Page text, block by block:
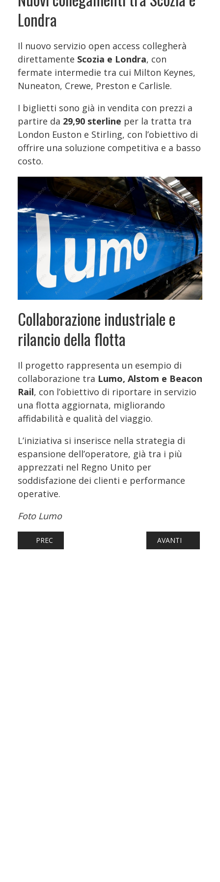
Londra
Il nuovo servizio open access collegherà
direttamente Scozia e Londra, con
fermate intermedie tra cui Milton Keynes,
Nuneaton, Crewe, Preston e Carlisle.
I biglietti sono già in vendita con prezzi a
partire da 29,90 sterline per la tratta tra
London Euston e Stirling, con l’obiettivo di
offrire una soluzione competitiva e a basso
costo.
Collaborazione industriale e
rilancio della flotta
Il progetto rappresenta un esempio di
collaborazione tra Lumo, Alstom e Beacon
Rail, con l’obiettivo di riportare in servizio
una flotta aggiornata, migliorando
affidabilità e qualità del viaggio.
L’iniziativa si inserisce nella strategia di
espansione dell’operatore, già tra i più
apprezzati nel Regno Unito per
soddisfazione dei clienti e performance
operative.
Foto Lumo
ARTICOLO PRECEDENTE: GERMANIA, MAXI
PREC ARTICOLO
AVANTI